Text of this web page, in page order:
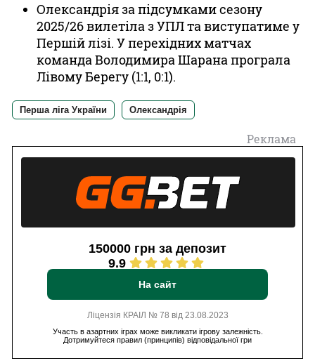
Олександрія за підсумками сезону
2025/26 вилетіла з УПЛ та виступатиме у
Першій лізі. У перехідних матчах
команда Володимира Шарана програла
Лівому Берегу (1:1, 0:1).
Перша ліга України Олександрія
Реклама
150000 грн за депозит
9.9
На сайт
Ліцензія КРАІЛ № 78 від 23.08.2023
Участь в азартних іграх може викликати ігрову залежність.
Дотримуйтеся правил (принципів) відповідальної гри